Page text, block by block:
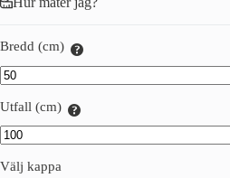
Bredd (cm)
Utfall (cm)
Välj kappa